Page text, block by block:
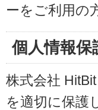
ーをご利用の
個人情報保
株式会社
を適切に保護